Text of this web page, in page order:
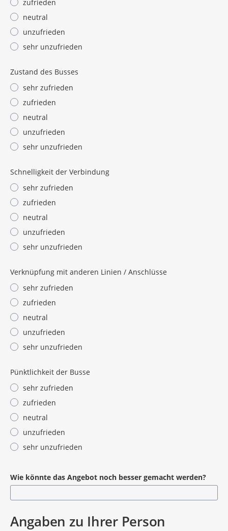
zufrieden
neutral
unzufrieden
sehr unzufrieden
Zustand des Busses
sehr zufrieden
zufrieden
neutral
unzufrieden
sehr unzufrieden
Schnelligkeit der Verbindung
sehr zufrieden
zufrieden
neutral
unzufrieden
sehr unzufrieden
Verknüpfung mit anderen Linien / Anschlüsse
sehr zufrieden
zufrieden
neutral
unzufrieden
sehr unzufrieden
Pünktlichkeit der Busse
sehr zufrieden
zufrieden
neutral
unzufrieden
sehr unzufrieden
Wie könnte das Angebot noch besser gemacht werden?
Angaben zu Ihrer Person